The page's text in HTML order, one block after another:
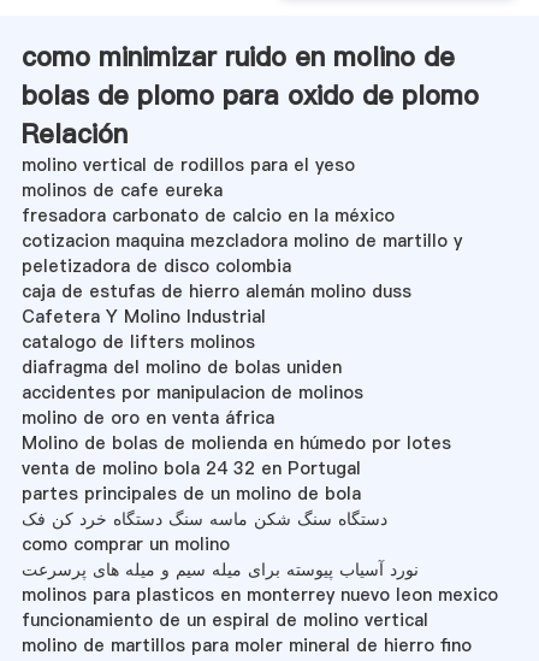
como minimizar ruido en molino de
bolas de plomo para oxido de plomo
Relación
molino vertical de rodillos para el yeso
molinos de cafe eureka
fresadora carbonato de calcio en la méxico
cotizacion maquina mezcladora molino de martillo y
peletizadora de disco colombia
caja de estufas de hierro alemán molino duss
Cafetera Y Molino Industrial
catalogo de lifters molinos
diafragma del molino de bolas uniden
accidentes por manipulacion de molinos
molino de oro en venta áfrica
Molino de bolas de molienda en húmedo por lotes
venta de molino bola 24 32 en Portugal
partes principales de un molino de bola
دستگاه سنگ شکن ماسه سنگ دستگاه خرد کن فک
como comprar un molino
نورد آسیاب پیوسته برای میله سیم و میله های پرسرعت
molinos para plasticos en monterrey nuevo leon mexico
funcionamiento de un espiral de molino vertical
molino de martillos para moler mineral de hierro fino